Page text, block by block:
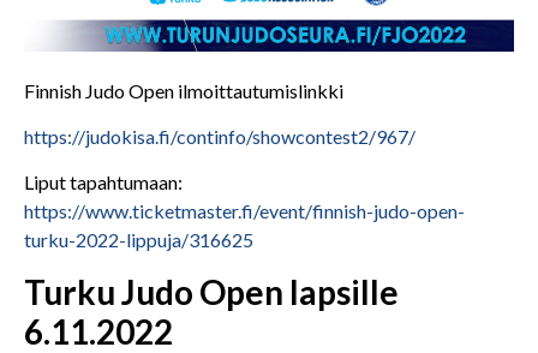
Finnish Judo Open ilmoittautumislinkki
https://judokisa.fi/continfo/showcontest2/967/
Liput tapahtumaan:
https://www.ticketmaster.fi/event/finnish-judo-open-
turku-2022-lippuja/316625
Turku Judo Open lapsille
6.11.2022